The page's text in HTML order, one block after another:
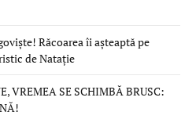
Răcoarea îi așteaptă pe
de Natație
VREMEA SE SCHIMBĂ BRUSC: